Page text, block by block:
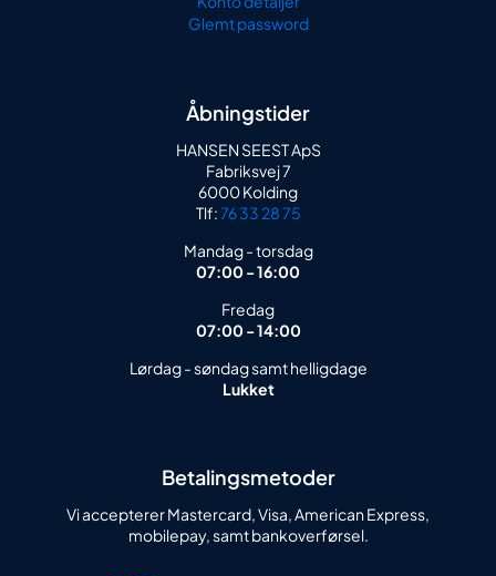
Glemt password
Åbningstider
HANSEN SEEST ApS
Fabriksvej 7
6000 Kolding
Tlf:76 33 28 75
Mandag - torsdag
07:00 - 16:00
Fredag
07:00 - 14:00
Lørdag - søndag samt helligdage
Lukket
Betalingsmetoder
Vi accepterer Mastercard, Visa, American Express,
mobilepay, samt bankoverførsel.